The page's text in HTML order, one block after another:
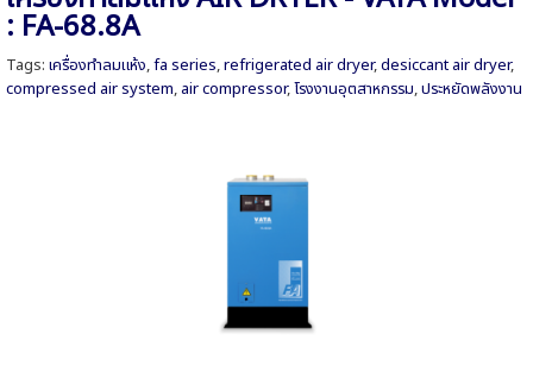
: FA-68.8A
Tags: เครื่องทำลมแห้ง,fa series,refrigerated air dryer,desiccant air dryer,
compressed air system, air compressor,โรงงานอุตสาหกรรม,ประหยัดพลังงาน